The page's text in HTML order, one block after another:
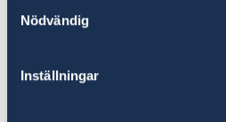
Nödvändig
Inställningar